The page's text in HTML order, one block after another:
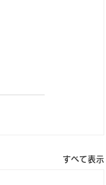
すべて表示